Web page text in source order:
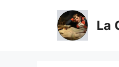
La